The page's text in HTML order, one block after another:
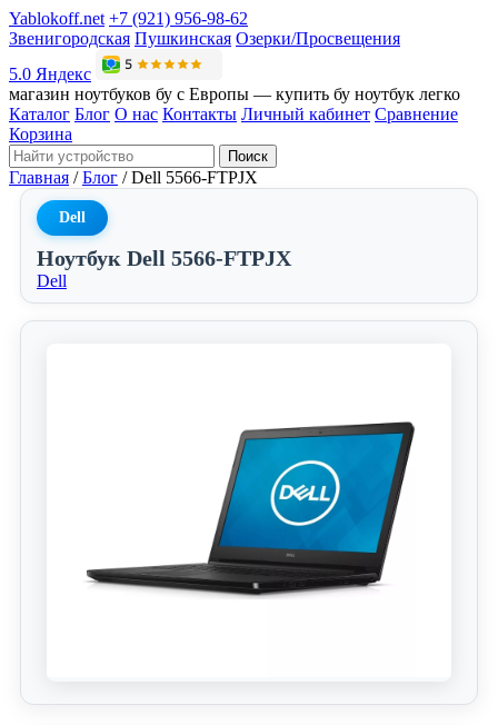
Yablokoff.net +7 (921) 956-98-62
Звенигородская Пушкинская Озерки/Просвещения
5.0 Яндекс
магазин ноутбуков бу с Европы — купить бу ноутбук легко
Каталог Блог О нас Контакты Личный кабинет Сравнение
Корзина
Поиск
Главная / Блог / Dell 5566-FTPJX
Dell
Ноутбук Dell 5566-FTPJX
Dell